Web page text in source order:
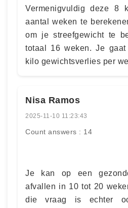
Vermenigvuldig deze 8
aantal weken te
om je streefgewicht te
totaal 16 weken. Je
kilo gewichtsverlies per
Nisa Ramos
2025-11-10 11:23:43
Count answers : 14
Je kan op een
afvallen in 10 tot 20
die vraag is echter